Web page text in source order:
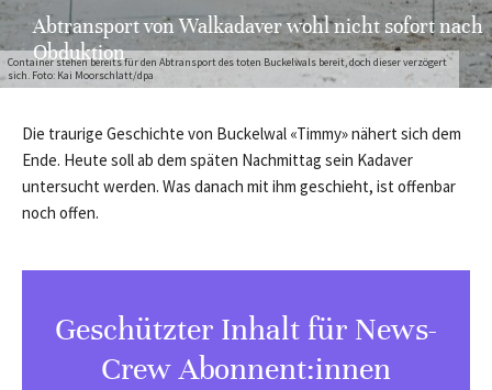
Container stehen bereits für den Abtransport des toten Buckelwals bereit, doch dieser verzögert
sich. Foto: Kai Moorschlatt/dpa
Abtransport von Walkadaver wohl nicht sofort nach
Obduktion
Die traurige Geschichte von Buckelwal «Timmy» nähert sich dem
Ende. Heute soll ab dem späten Nachmittag sein Kadaver
untersucht werden. Was danach mit ihm geschieht, ist offenbar
noch offen.
Geschützter Inhalt für News-
Crew Abonnent:innen